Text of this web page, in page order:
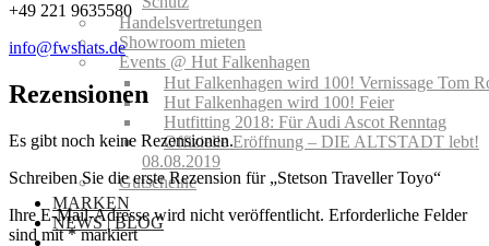
Handelsvertretungen
Showroom mieten
Events @ Hut Falkenhagen
Hut Falkenhagen wird 100! Vernissage Tom
Hut Falkenhagen wird 100! Feier
Hutfitting 2018: Für Audi Ascot Renntag
Offizielle Eröffnung – DIE ALTSTADT lebt!
08.08.2019
Gutscheine
MARKEN
NEWS | BLOG
+49 221 9635580
info@fwshats.de
Rezensionen
Es gibt noch keine Rezensionen.
Schreiben Sie die erste Rezension für „Stetson Traveller Toyo“
Ihre E-Mail-Adresse wird nicht veröffentlicht. Erforderliche Felder
sind mit*markiert